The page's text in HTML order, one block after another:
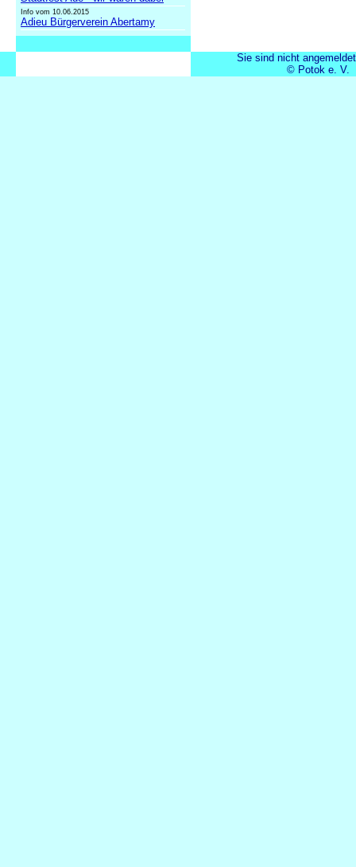
Info vom 10.06.2015
Adieu Bürgerverein Abertamy
Sie sind nicht angemeldet
© Potok e. V.